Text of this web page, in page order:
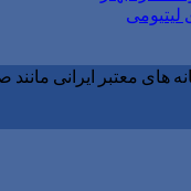
لیتیومی
معتبر ایرانی مانند